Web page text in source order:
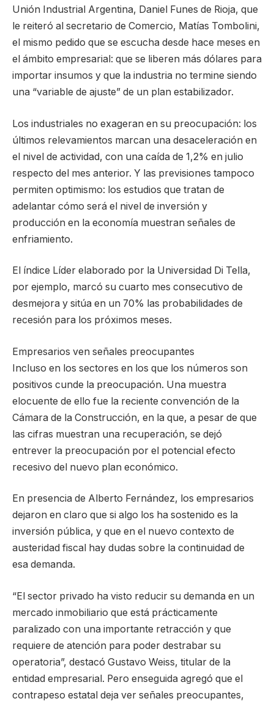
Unión Industrial Argentina, Daniel Funes de Rioja, que
le reiteró al secretario de Comercio, Matías Tombolini,
el mismo pedido que se escucha desde hace meses en
el ámbito empresarial: que se liberen más dólares para
importar insumos y que la industria no termine siendo
una “variable de ajuste” de un plan estabilizador.
Los industriales no exageran en su preocupación: los
últimos relevamientos marcan una desaceleración en
el nivel de actividad, con una caída de 1,2% en julio
respecto del mes anterior. Y las previsiones tampoco
permiten optimismo: los estudios que tratan de
adelantar cómo será el nivel de inversión y
producción en la economía muestran señales de
enfriamiento.
El índice Líder elaborado por la Universidad Di Tella,
por ejemplo, marcó su cuarto mes consecutivo de
desmejora y sitúa en un 70% las probabilidades de
recesión para los próximos meses.
Empresarios ven señales preocupantes
Incluso en los sectores en los que los números son
positivos cunde la preocupación. Una muestra
elocuente de ello fue la reciente convención de la
Cámara de la Construcción, en la que, a pesar de que
las cifras muestran una recuperación, se dejó
entrever la preocupación por el potencial efecto
recesivo del nuevo plan económico.
En presencia de Alberto Fernández, los empresarios
dejaron en claro que si algo los ha sostenido es la
inversión pública, y que en el nuevo contexto de
austeridad fiscal hay dudas sobre la continuidad de
esa demanda.
“El sector privado ha visto reducir su demanda en un
mercado inmobiliario que está prácticamente
paralizado con una importante retracción y que
requiere de atención para poder destrabar su
operatoria”, destacó Gustavo Weiss, titular de la
entidad empresarial. Pero enseguida agregó que el
contrapeso estatal deja ver señales preocupantes,